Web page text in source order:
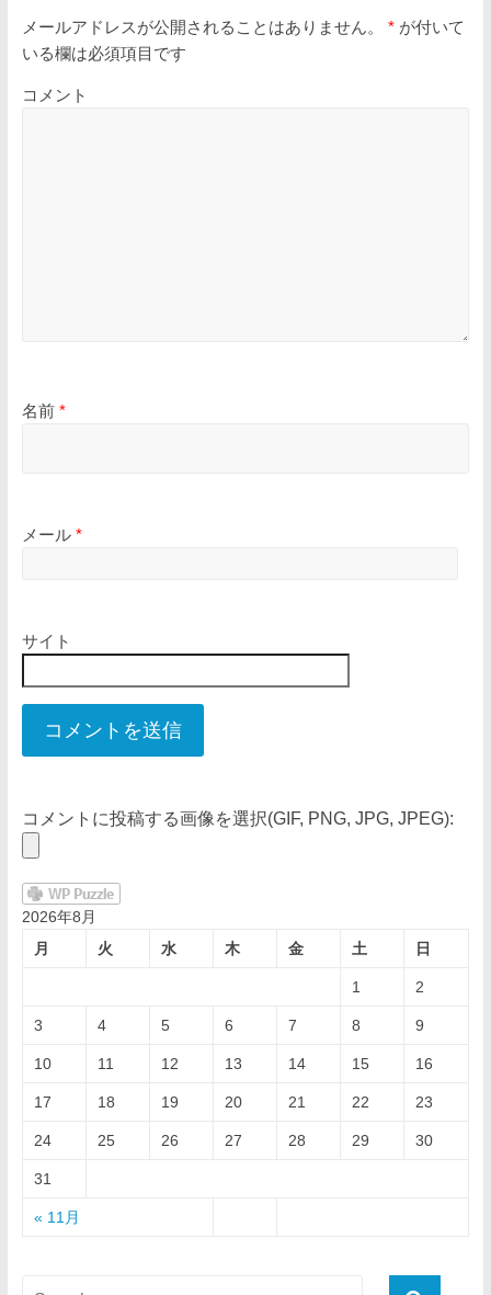
メールアドレスが公開されることはありません。 *が付いて
いる欄は必須項目です
コメント
名前 *
メール *
サイト
コメントに投稿する画像を選択(GIF, PNG, JPG, JPEG):
2026年8月
月
火 水 木 金 土 日
« 11月
1 2
3 4 5 6 7 8 9
10 11 12 13 14 15 16
17 18 19 20 21 22 23
24 25 26 27 28 29 30
31